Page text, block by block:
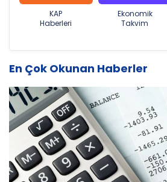
KAP
Haberleri
Ekonomik
Takvim
En Çok Okunan Haberler